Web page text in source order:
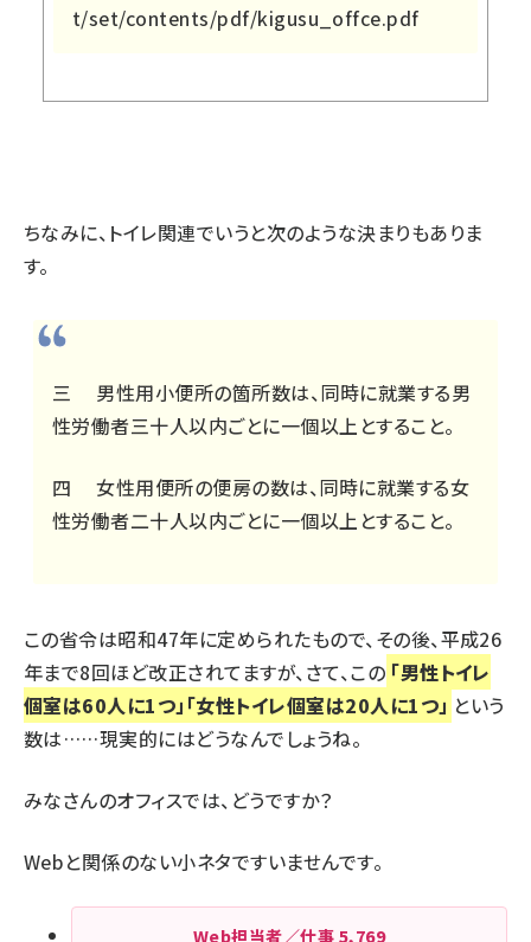
t/set/contents/pdf/kigusu_offce.pdf
ちなみに、トイレ関連でいうと次のような決まりもありま
す。
三 男性用小便所の箇所数は、同時に就業する男
性労働者三十人以内ごとに一個以上とすること。
四 女性用便所の便房の数は、同時に就業する女
性労働者二十人以内ごとに一個以上とすること。
この省令は昭和47年に定められたもので、その後、平成26
年まで8回ほど改正されてますが、さて、この 「男性トイレ
個室は60人に1つ」「女性トイレ個室は20人に1つ」 という
数は……現実的にはどうなんでしょうね。
みなさんのオフィスでは、どうですか？
Webと関係のない小ネタですいませんです。
Web担当者／仕事 5,769